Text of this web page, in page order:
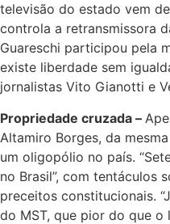
televisão do estado vem
controla a retransmissora
Guareschi participou pela
existe liberdade sem
jornalistas Vito Gianotti e
Propriedade cruzada –
Altamiro Borges, da
um oligopólio no país.
no Brasil”, com tentáculos
preceitos constitucionais.
do MST, que pior do que